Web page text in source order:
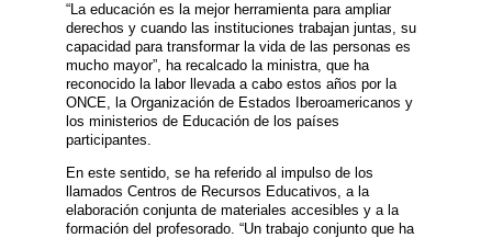
“La educación es la mejor herramienta para ampliar
derechos y cuando las instituciones trabajan juntas, su
capacidad para transformar la vida de las personas es
mucho mayor”, ha recalcado la ministra, que ha
reconocido la labor llevada a cabo estos años por la
ONCE, la Organización de Estados Iberoamericanos y
los ministerios de Educación de los países
participantes.
En este sentido, se ha referido al impulso de los
llamados Centros de Recursos Educativos, a la
elaboración conjunta de materiales accesibles y a la
formación del profesorado. “Un trabajo conjunto que ha